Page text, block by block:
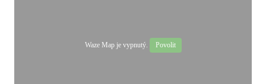
Waze Map je vypnutý. Povolit